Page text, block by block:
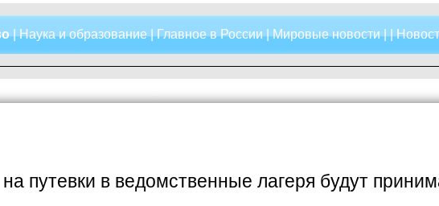
|Наука и образование|Главное в России|Мировые новости| |
путевки в ведомственные лагеря будут